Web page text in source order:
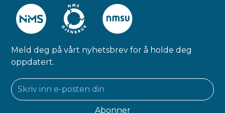
Meld deg på vårt nyhetsbrev for å holde deg
oppdatert.